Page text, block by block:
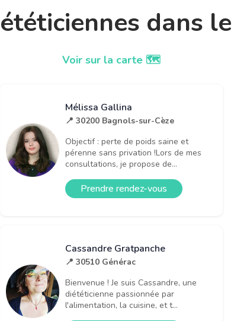
dans
Voir sur la carte 🗺️
Mélissa Gallina
📍 30200 Bagnols-sur-Cèze
Objectif : perte de poids saine et
pérenne sans privation !Lors de mes
consultations, je propose de...
Prendre rendez-vous
Cassandre Gratpanche
📍 30510 Générac
Bienvenue ! Je suis Cassandre, une
diététicienne passionnée par
l'alimentation, la cuisine, et t...